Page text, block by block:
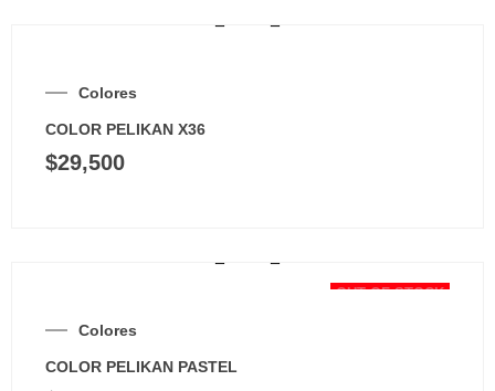
Colores
COLOR PELIKAN X36
$29,500
OUT OF STOCK
Colores
COLOR PELIKAN PASTEL